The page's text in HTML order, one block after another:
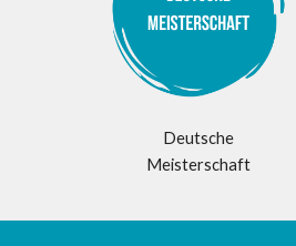
Deutsche
Meisterschaft